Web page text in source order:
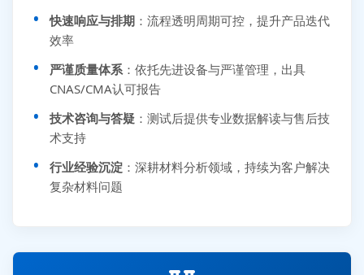
快速响应与排期 ：流程透明周期可控，提升产品迭代
效率
严谨质量体系 ：依托先进设备与严谨管理，出具
CNAS/CMA认可报告
技术咨询与答疑 ：测试后提供专业数据解读与售后技
术支持
行业经验沉淀 ：深耕材料分析领域，持续为客户解决
复杂材料问题